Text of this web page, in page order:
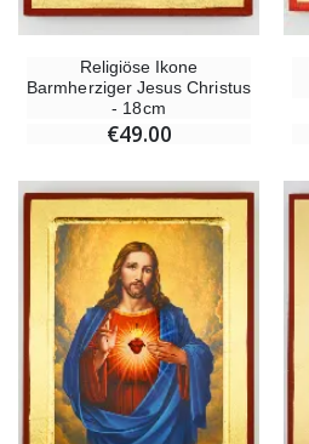
Religiöse Ikone
Barmherziger Jesus Christus
- 18cm
€49.00